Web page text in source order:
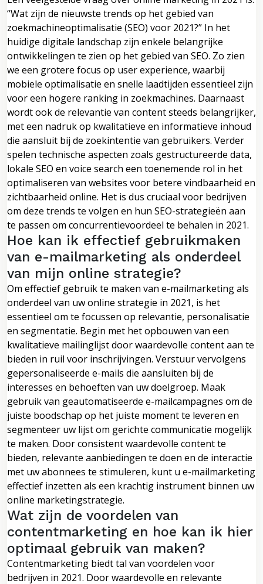
“Wat zijn de nieuwste trends op het gebied van
zoekmachineoptimalisatie (SEO) voor 2021?” In het
huidige digitale landschap zijn enkele belangrijke
ontwikkelingen te zien op het gebied van SEO. Zo zien
we een grotere focus op user experience, waarbij
mobiele optimalisatie en snelle laadtijden essentieel zijn
voor een hogere ranking in zoekmachines. Daarnaast
wordt ook de relevantie van content steeds belangrijker,
met een nadruk op kwalitatieve en informatieve inhoud
die aansluit bij de zoekintentie van gebruikers. Verder
spelen technische aspecten zoals gestructureerde data,
lokale SEO en voice search een toenemende rol in het
optimaliseren van websites voor betere vindbaarheid en
zichtbaarheid online. Het is dus cruciaal voor bedrijven
om deze trends te volgen en hun SEO-strategieën aan
te passen om concurrentievoordeel te behalen in 2021.
Hoe kan ik effectief gebruikmaken
van e-mailmarketing als onderdeel
van mijn online strategie?
Om effectief gebruik te maken van e-mailmarketing als
onderdeel van uw online strategie in 2021, is het
essentieel om te focussen op relevantie, personalisatie
en segmentatie. Begin met het opbouwen van een
kwalitatieve mailinglijst door waardevolle content aan te
bieden in ruil voor inschrijvingen. Verstuur vervolgens
gepersonaliseerde e-mails die aansluiten bij de
interesses en behoeften van uw doelgroep. Maak
gebruik van geautomatiseerde e-mailcampagnes om de
juiste boodschap op het juiste moment te leveren en
segmenteer uw lijst om gerichte communicatie mogelijk
te maken. Door consistent waardevolle content te
bieden, relevante aanbiedingen te doen en de interactie
met uw abonnees te stimuleren, kunt u e-mailmarketing
effectief inzetten als een krachtig instrument binnen uw
online marketingstrategie.
Wat zijn de voordelen van
contentmarketing en hoe kan ik hier
optimaal gebruik van maken?
Contentmarketing biedt tal van voordelen voor
bedrijven in 2021. Door waardevolle en relevante